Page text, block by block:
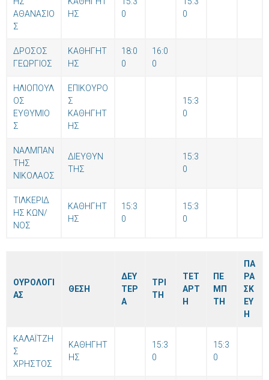
ΑΘΑΝΑΣΙΟ
Σ
ΗΣ
0
0
ΔΡΟΣΟΣ
ΓΕΩΡΓΙΟΣ
ΚΑΘΗΓΗΤ
ΗΣ
18:0
0
16:0
0
ΗΛΙΟΠΟΥΛ
ΟΣ
ΕΥΘΥΜΙΟ
Σ
ΕΠΙΚΟΥΡΟ
Σ
ΚΑΘΗΓΗΤ
ΗΣ
15:3
0
ΝΑΛΜΠΑΝ
ΤΗΣ
ΝΙΚΟΛΑΟΣ
ΔΙΕΥΘΥΝ
ΤΗΣ
15:3
0
ΤΙΛΚΕΡΙΔ
ΗΣ ΚΩΝ/
ΝΟΣ
ΚΑΘΗΓΗΤ
ΗΣ
15:3
0
15:3
0
ΟΥΡΟΛΟΓΙ
ΑΣ
ΘΕΣΗ
ΔΕΥ
ΤΕΡ
Α
ΤΡΙ
ΤΗ
ΤΕΤ
ΑΡΤ
Η
ΠΕ
ΜΠ
ΤΗ
ΠΑ
ΡΑ
ΣΚ
ΕΥ
Η
ΚΑΛΑΪΤΖΗ
Σ
ΧΡΗΣΤΟΣ
ΚΑΘΗΓΗΤ
ΗΣ
15:3
0
15:3
0